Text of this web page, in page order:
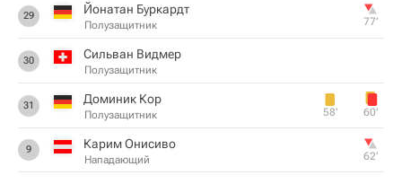
29 Йонатан Буркардт
Полузащитник 77‎’‎
30 Сильван Видмер
Полузащитник
31 Доминик Кор
Полузащитник 58‎’‎ 60‎’‎
9 Карим Онисиво
Нападающий 62‎’‎